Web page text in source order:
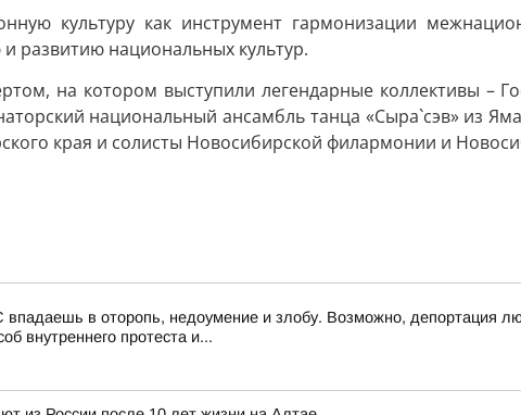
культуру как инструмент гармонизации
развитию национальных культур.
на котором выступили легендарные коллективы –
национальный ансамбль танца «Сыра`сэв» из
края и солисты Новосибирской филармонии и
в оторопь, недоумение и злобу. Возможно, депортация
внутреннего протеста и...